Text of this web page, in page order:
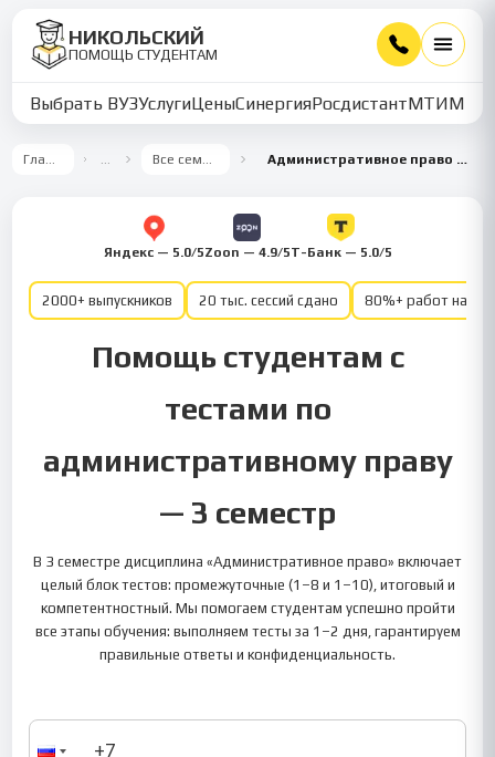
НИКОЛЬСКИЙ
ПОМОЩЬ СТУДЕНТАМ
Выбрать ВУЗУслугиЦеныСинергияРосдистантМТИММУ
Главная … Все семестры Административное право 3 семестр
Яндекс — 5.0/5Zoon — 4.9/5Т-Банк — 5.0/5
2000+ выпускников 20 тыс. сессий сдано 80%+ работ на
Помощь студентам с
тестами по
административному праву
— 3 семестр
В 3 семестре дисциплина «Административное право» включает
целый блок тестов: промежуточные (1–8 и 1–10), итоговый и
компетентностный. Мы помогаем студентам успешно пройти
все этапы обучения: выполняем тесты за 1–2 дня, гарантируем
правильные ответы и конфиденциальность.